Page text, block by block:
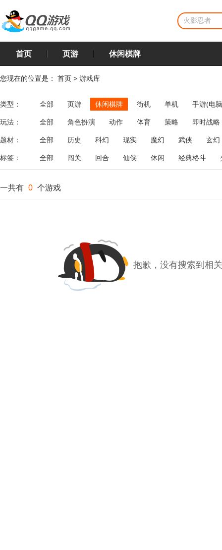
首页 页游 休闲棋牌
您现在的位置是： 首页 > 游戏库
类型： 全部 页游 休闲棋牌 街机 单机 手游(电
玩法： 全部 角色扮演 动作 体育 策略
即时战略
飞行
恋爱 第三人称射击 棋类 牌类 麻将
题材： 全部 历史 科幻 现实 魔幻 武侠 玄幻
标签： 全部 闯关 回合 仙侠 休闲 经典格斗
一共有 0 个游戏
抱歉，没有搜索到相